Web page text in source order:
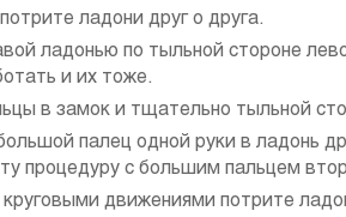
ладони друг о друга.
ладонью по тыльной стороне
и их тоже.
в замок и тщательно тыльной
палец одной руки в ладонь
процедуру с большим пальцем
круговыми движениями потрите